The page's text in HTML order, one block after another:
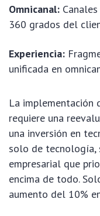
Omnicanal:
360 grados del
Experiencia:
unificada en
La implementación
requiere una
una inversión en
solo de tecnología,
empresarial que
encima de todo.
aumento del 10%